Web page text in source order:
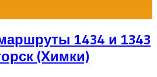
1434 и 1343
(Химки)